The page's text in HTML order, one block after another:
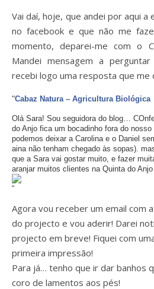
Vai daí, hoje, que andei por aqui a
no facebook e que não me
momento, deparei-me com o
Mandei mensagem a
recebi logo uma resposta que me
“Cabaz Natura – Agricultura Biológica
Olá Sara! Sou seguidora do blog…
do Anjo fica um bocadinho fora do
podemos deixar a Carolina e o Daniel
aina não tenham chegado às sopas).
que a Sara vai gostar muito, e fazer
aranjar muitos clientes na Quinta do
“
Agora vou receber um email com
do projecto e vou aderir! Darei
projecto em breve! Fiquei com
primeira impressão!
Para já… tenho que ir dar banhos
coro de lamentos aos pés!